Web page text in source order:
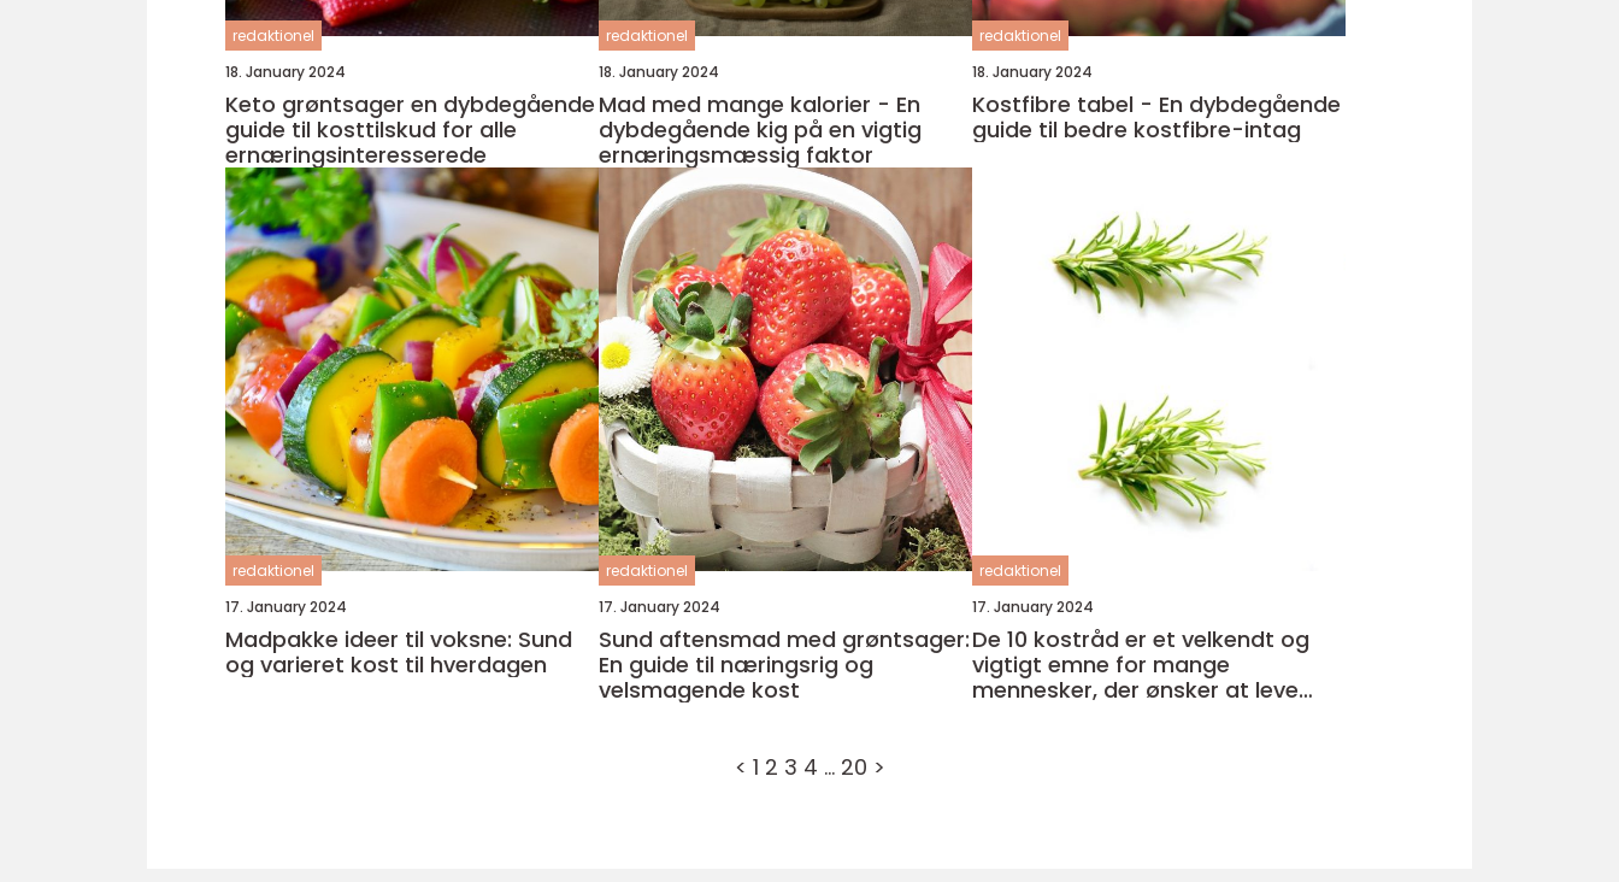
redaktionel
18. January 2024
Keto grøntsager en dybdegående
guide til kosttilskud for alle
ernæringsinteresserede
redaktionel
18. January 2024
Mad med mange kalorier - En
dybdegående kig på en vigtig
ernæringsmæssig faktor
redaktionel
18. January 2024
Kostfibre tabel - En dybdegående
guide til bedre kostfibre-intag
redaktionel
17. January 2024
Madpakke ideer til voksne: Sund
og varieret kost til hverdagen
redaktionel
17. January 2024
Sund aftensmad med grøntsager:
En guide til næringsrig og
velsmagende kost
redaktionel
17. January 2024
De 10 kostråd er et velkendt og
vigtigt emne for mange
mennesker, der ønsker at leve
< 1 2 3 4 … 20 >